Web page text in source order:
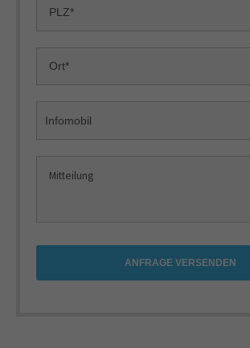
ANFRAGE VERSENDEN